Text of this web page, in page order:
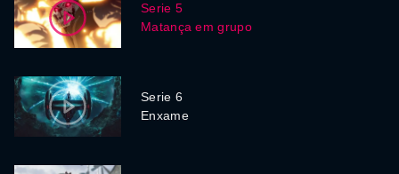
Serie 5
Matança em grupo
Serie 6
Enxame